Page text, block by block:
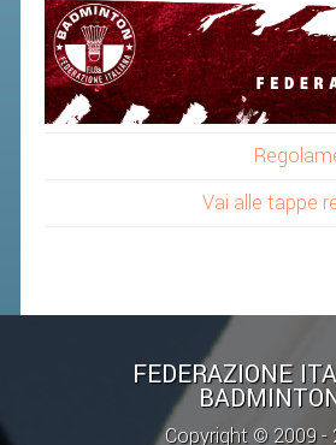
Vai alle tappe
FEDERAZIONE
Copyright © 2009 -